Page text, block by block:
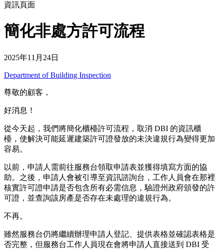
資訊頁面
簡化非處方許可流程
2025年11月24日
Department of Building Inspection
尊敬的顧客，
好消息！
從今天起，我們將簡化櫃檯許可流程，取消 DBI 的資訊櫃
檯，使解決可能延遲建築許可證發放的未決違規行為變得更加
容易。
以前，申請人需前往服務台領取申請表並獲得填寫方面的協
助。之後，申請人會被引導至資訊諮詢台，工作人員會在那裡
核實許可證申請是否包含所有必需信息，驗證州政府頒發的許
可證，並查詢該房產是否存在未處理的違規行為。
不再。
雖然服務台仍將繼續辦理申請人登記、提供表格並確認表格是
否完整，但服務台工作人員現在會將申請人直接送到 DBI 受